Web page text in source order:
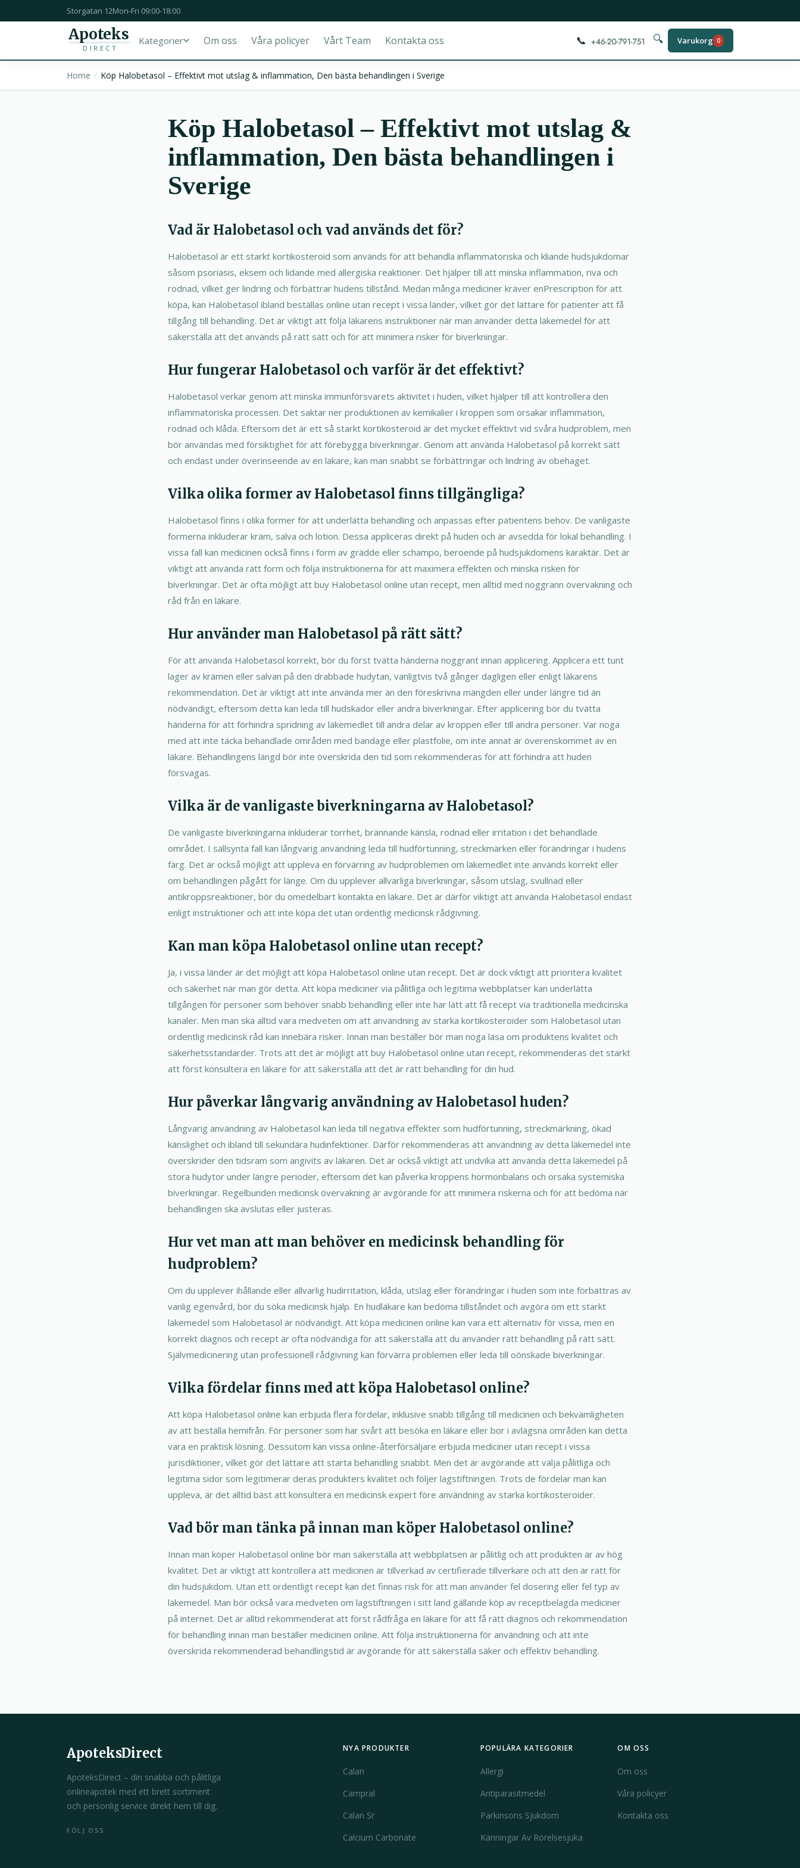
Storgatan 12Mon-Fri 09:00-18:00
Apoteks
DIRECT
Kategorier Om oss Våra policyer Vårt Team Kontakta oss 📞 🔍 Varukorg 0
Home Köp Halobetasol – Effektivt mot utslag & inflammation, Den bästa behandlingen i Sverige
Köp Halobetasol – Effektivt mot utslag &
inflammation, Den bästa behandlingen i
Sverige
Vad är Halobetasol och vad används det för?
Halobetasol är ett starkt kortikosteroid som används för att behandla inflammatoriska och kliande hudsjukdomar
såsom psoriasis, eksem och lidande med allergiska reaktioner. Det hjälper till att minska inflammation, riva och
rodnad, vilket ger lindring och förbättrar hudens tillstånd. Medan många mediciner kräver enPrescription för att
köpa, kan Halobetasol ibland beställas online utan recept i vissa länder, vilket gör det lättare för patienter att få
tillgång till behandling. Det är viktigt att följa läkarens instruktioner när man använder detta läkemedel för att
säkerställa att det används på rätt sätt och för att minimera risker för biverkningar.
Hur fungerar Halobetasol och varför är det effektivt?
Halobetasol verkar genom att minska immunförsvarets aktivitet i huden, vilket hjälper till att kontrollera den
inflammatoriska processen. Det saktar ner produktionen av kemikalier i kroppen som orsakar inflammation,
rodnad och klåda. Eftersom det är ett så starkt kortikosteroid är det mycket effektivt vid svåra hudproblem, men
bör användas med försiktighet för att förebygga biverkningar. Genom att använda Halobetasol på korrekt sätt
och endast under överinseende av en läkare, kan man snabbt se förbättringar och lindring av obehaget.
Vilka olika former av Halobetasol finns tillgängliga?
Halobetasol finns i olika former för att underlätta behandling och anpassas efter patientens behov. De vanligaste
formerna inkluderar kräm, salva och lotion. Dessa appliceras direkt på huden och är avsedda för lokal behandling. I
vissa fall kan medicinen också finns i form av grädde eller schampo, beroende på hudsjukdomens karaktär. Det är
viktigt att använda rätt form och följa instruktionerna för att maximera effekten och minska risken för
biverkningar. Det är ofta möjligt att buy Halobetasol online utan recept, men alltid med noggrann övervakning och
råd från en läkare.
Hur använder man Halobetasol på rätt sätt?
För att använda Halobetasol korrekt, bör du först tvätta händerna noggrant innan applicering. Applicera ett tunt
lager av krämen eller salvan på den drabbade hudytan, vanligtvis två gånger dagligen eller enligt läkarens
rekommendation. Det är viktigt att inte använda mer än den föreskrivna mängden eller under längre tid än
nödvändigt, eftersom detta kan leda till hudskador eller andra biverkningar. Efter applicering bör du tvätta
händerna för att förhindra spridning av läkemedlet till andra delar av kroppen eller till andra personer. Var noga
med att inte täcka behandlade områden med bandage eller plastfolie, om inte annat är överenskommet av en
läkare. Behandlingens längd bör inte överskrida den tid som rekommenderas för att förhindra att huden
försvagas.
Vilka är de vanligaste biverkningarna av Halobetasol?
De vanligaste biverkningarna inkluderar torrhet, brännande känsla, rodnad eller irritation i det behandlade
området. I sällsynta fall kan långvarig användning leda till hudförtunning, streckmärken eller förändringar i hudens
färg. Det är också möjligt att uppleva en förvärring av hudproblemen om läkemedlet inte används korrekt eller
om behandlingen pågått för länge. Om du upplever allvarliga biverkningar, såsom utslag, svullnad eller
antikroppsreaktioner, bör du omedelbart kontakta en läkare. Det är därför viktigt att använda Halobetasol endast
enligt instruktioner och att inte köpa det utan ordentlig medicinsk rådgivning.
Kan man köpa Halobetasol online utan recept?
Ja, i vissa länder är det möjligt att köpa Halobetasol online utan recept. Det är dock viktigt att prioritera kvalitet
och säkerhet när man gör detta. Att köpa mediciner via pålitliga och legitima webbplatser kan underlätta
tillgången för personer som behöver snabb behandling eller inte har lätt att få recept via traditionella medicinska
kanaler. Men man ska alltid vara medveten om att användning av starka kortikosteroider som Halobetasol utan
ordentlig medicinsk råd kan innebära risker. Innan man beställer bör man noga läsa om produktens kvalitet och
säkerhetsstandarder. Trots att det är möjligt att buy Halobetasol online utan recept, rekommenderas det starkt
att först konsultera en läkare för att säkerställa att det är rätt behandling för din hud.
Hur påverkar långvarig användning av Halobetasol huden?
Långvarig användning av Halobetasol kan leda till negativa effekter som hudförtunning, streckmärkning, ökad
känslighet och ibland till sekundära hudinfektioner. Därför rekommenderas att användning av detta läkemedel inte
överskrider den tidsram som angivits av läkaren. Det är också viktigt att undvika att använda detta läkemedel på
stora hudytor under längre perioder, eftersom det kan påverka kroppens hormonbalans och orsaka systemiska
biverkningar. Regelbunden medicinsk övervakning är avgörande för att minimera riskerna och för att bedöma när
behandlingen ska avslutas eller justeras.
Hur vet man att man behöver en medicinsk behandling för
hudproblem?
Om du upplever ihållande eller allvarlig hudirritation, klåda, utslag eller förändringar i huden som inte förbättras av
vanlig egenvård, bör du söka medicinsk hjälp. En hudläkare kan bedöma tillståndet och avgöra om ett starkt
läkemedel som Halobetasol är nödvändigt. Att köpa medicinen online kan vara ett alternativ för vissa, men en
korrekt diagnos och recept är ofta nödvändiga för att säkerställa att du använder rätt behandling på rätt sätt.
Självmedicinering utan professionell rådgivning kan förvärra problemen eller leda till oönskade biverkningar.
Vilka fördelar finns med att köpa Halobetasol online?
Att köpa Halobetasol online kan erbjuda flera fördelar, inklusive snabb tillgång till medicinen och bekvämligheten
av att beställa hemifrån. För personer som har svårt att besöka en läkare eller bor i avlägsna områden kan detta
vara en praktisk lösning. Dessutom kan vissa online-återförsäljare erbjuda mediciner utan recept i vissa
jurisdiktioner, vilket gör det lättare att starta behandling snabbt. Men det är avgörande att välja pålitliga och
legitima sidor som legitimerar deras produkters kvalitet och följer lagstiftningen. Trots de fördelar man kan
uppleva, är det alltid bäst att konsultera en medicinsk expert före användning av starka kortikosteroider.
Vad bör man tänka på innan man köper Halobetasol online?
Innan man köper Halobetasol online bör man säkerställa att webbplatsen är pålitlig och att produkten är av hög
kvalitet. Det är viktigt att kontrollera att medicinen är tillverkad av certifierade tillverkare och att den är rätt för
din hudsjukdom. Utan ett ordentligt recept kan det finnas risk för att man använder fel dosering eller fel typ av
läkemedel. Man bör också vara medveten om lagstiftningen i sitt land gällande köp av receptbelagda mediciner
på internet. Det är alltid rekommenderat att först rådfråga en läkare för att få rätt diagnos och rekommendation
för behandling innan man beställer medicinen online. Att följa instruktionerna för användning och att inte
överskrida rekommenderad behandlingstid är avgörande för att säkerställa säker och effektiv behandling.
ApoteksDirect
ApoteksDirect – din snabba och pålitliga
onlineapotek med ett brett sortiment
och personlig service direkt hem till dig.
FÖLJ OSS
NYA PRODUKTER
Calan
Campral
Calan Sr
Calcium Carbonate
POPULÄRA KATEGORIER
Allergi
Antiparasitmedel
Parkinsons Sjukdom
Känningar Av Rörelsesjuka
OM OSS
Om oss
Våra policyer
Kontakta oss